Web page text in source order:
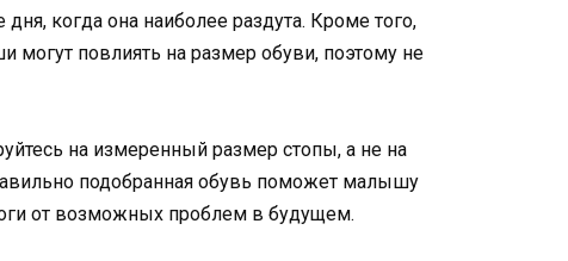
когда она наиболее раздута. Кроме того,
могут повлиять на размер обуви, поэтому не
на измеренный размер стопы, а не на
подобранная обувь поможет малышу
от возможных проблем в будущем.